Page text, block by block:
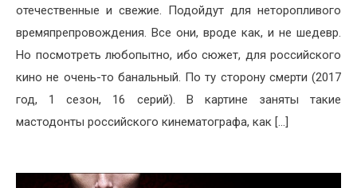
отечественные и свежие. Подойдут для неторопливого
времяпрепровождения. Все они, вроде как, и не шедевр.
Но посмотреть любопытно, ибо сюжет, для российского
кино не очень-то банальный. По ту сторону смерти (2017
год, 1 сезон, 16 серий). В картине заняты такие
мастодонты российского кинематографа, как […]